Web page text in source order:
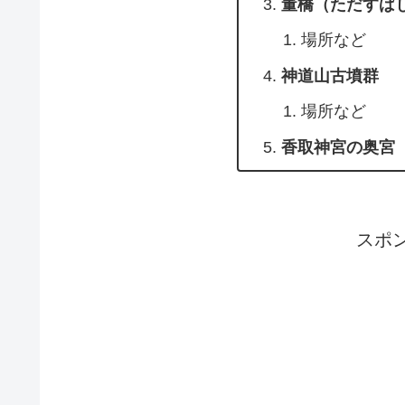
董橋（ただすば
場所など
神道山古墳群
場所など
香取神宮の奥宮
スポ